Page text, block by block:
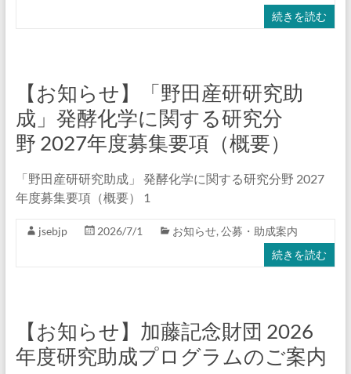
Biotechnology
続きを読む
【お知らせ】「野田産研研究助
成」発酵化学に関する研究分
野 2027年度募集要項（概要）
「野⽥産研研究助成」 発酵化学に関する研究分野 2027
年度募集要項（概要） 1
jsebjp 2026/7/1 お知らせ, 公募・助成案内
続きを読む
【お知らせ】加藤記念財団 2026
年度研究助成プログラムのご案内